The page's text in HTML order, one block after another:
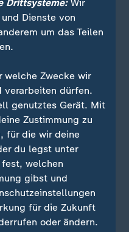
esWahl-Leute.
für einen der
die Wahl-Leute.
den Präsidenten.
538Wahl-Leute.
alle 50 Bundes-
(Washington
hat mindestens 3
Staat wohnen,
Drittsysteme:Wir
Dienste von
um das Teilen
welche Zwecke wir
verarbeiten dürfen.
genutztes Gerät. Mit
Zustimmung zu
für die wir deine
du legst unter
welchen
gibst und
für die Zukunft
oder ändern.